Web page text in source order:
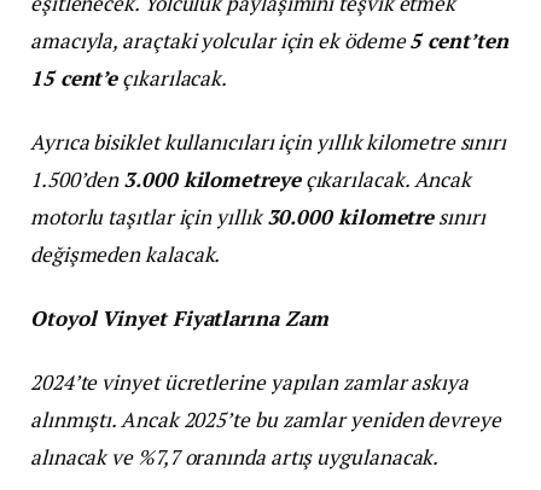
amacıyla, araçtaki yolcular için ek ödeme5 cent’ten
15 cent’eçıkarılacak.
Ayrıca bisiklet kullanıcıları için yıllık kilometre sınırı
1.500’den3.000 kilometreyeçıkarılacak. Ancak
motorlu taşıtlar için yıllık30.000 kilometresınırı
değişmeden kalacak.
Otoyol Vinyet Fiyatlarına Zam
2024’te vinyet ücretlerine yapılan zamlar askıya
alınmıştı. Ancak 2025’te bu zamlar yeniden devreye
alınacak ve %7,7 oranında artış uygulanacak.